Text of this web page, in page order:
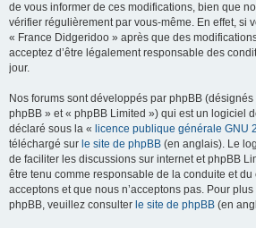
de vous informer de ces modifications, bien que
vérifier régulièrement par vous-même. En effet, si
« France Didgeridoo » après que des
acceptez d’être légalement responsable des
jour.
Nos forums sont développés par phpBB
phpBB » et « phpBB Limited ») qui est un logiciel
déclaré sous la « licence publique générale GNU
téléchargé sur le site de phpBB (en anglais). Le
de faciliter les discussions sur internet et phpBB
être tenu comme responsable de la conduite et
acceptons et que nous n’acceptons pas. Pour
phpBB, veuillez consulter le site de phpBB (en